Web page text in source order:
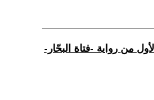
من رواية -فتاة البحّار-